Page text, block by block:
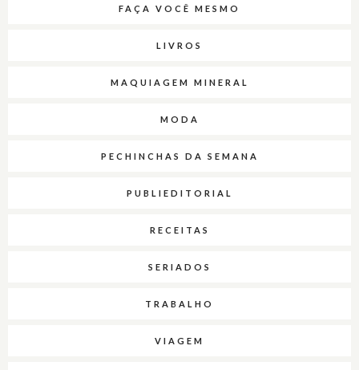
FAÇA VOCÊ MESMO
LIVROS
MAQUIAGEM MINERAL
MODA
PECHINCHAS DA SEMANA
PUBLIEDITORIAL
RECEITAS
SERIADOS
TRABALHO
VIAGEM